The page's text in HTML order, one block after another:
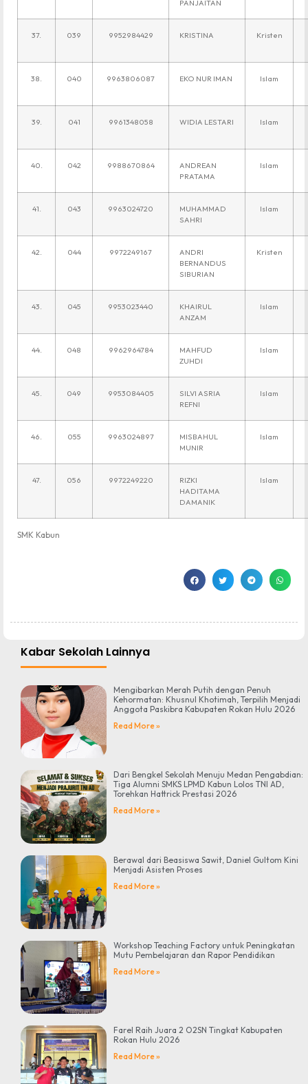
PANJAITAN
37. 039 9952984429 KRISTINA Kristen
38. 040 9963806087 EKO NUR IMAN Islam
39. 041 9961348058 WIDIA LESTARI Islam
40. 042 9988670864
ANDREAN
PRATAMA
Islam
41. 043 9963024720
MUHAMMAD
SAHRI
Islam
42. 044 9972249167
ANDRI
BERNANDUS
SIBURIAN
Kristen
43. 045 9953023440
KHAIRUL
ANZAM
Islam
44. 048 9962964784
MAHFUD
ZUHDI
Islam
45. 049 9953084405
SILVI ASRIA
REFNI
Islam
46. 055 9963024897
MISBAHUL
MUNIR
Islam
47. 056 9972249220
RIZKI
HADITAMA
DAMANIK
Islam
SMK Kabun
Kabar Sekolah Lainnya
Mengibarkan Merah Putih dengan Penuh
Kehormatan: Khusnul Khotimah, Terpilih Menjadi
Anggota Paskibra Kabupaten Rokan Hulu 2026
Read More »
Dari Bengkel Sekolah Menuju Medan Pengabdian:
Tiga Alumni SMKS LPMD Kabun Lolos TNI AD,
Torehkan Hattrick Prestasi 2026
Read More »
Berawal dari Beasiswa Sawit, Daniel Gultom Kini
Menjadi Asisten Proses
Read More »
Workshop Teaching Factory untuk Peningkatan
Mutu Pembelajaran dan Rapor Pendidikan
Read More »
Farel Raih Juara 2 O2SN Tingkat Kabupaten
Rokan Hulu 2026
Read More »